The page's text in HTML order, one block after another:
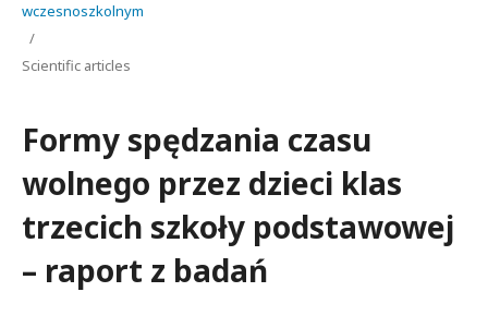
wczesnoszkolnym
/
Scientific articles
Formy spędzania czasu
wolnego przez dzieci klas
trzecich szkoły podstawowej
– raport z badań